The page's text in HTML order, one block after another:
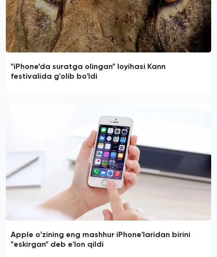
"iPhone’da suratga olingan" loyihasi Kann
festivalida g'olib bo'ldi
Apple oʻzining eng mashhur iPhone'laridan birini
"eskirgan" deb e'lon qildi